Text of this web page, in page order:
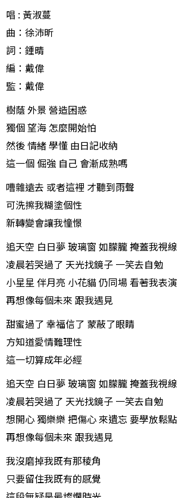
放
器
唱 : 黃淑蔓
曲：徐沛昕
詞：鍾晴
編：戴偉
監：戴偉
樹蔭 外景 營造困惑
獨個 望海 怎麼開始怕
然後 情緒 學懂 由日記收納
這一個 倔強 自己 會漸成熟嗎
嘈雜遠去 或者這裡 才聽到雨聲
可洗擦我糊塗個性
新轉變會讓我憧憬
追天空 白日夢 玻璃窗 如朦朧 掩蓋我視線
凌晨若哭過了 天光找鏡子 一笑去自勉
小星星 伴月亮 小花貓 仍同場 看著我表演
再想像每個未來 跟我遇見
甜蜜過了 幸福信了 蒙蔽了眼睛
方知道愛情難理性
這一切算成年必經
追天空 白日夢 玻璃窗 如朦朧 掩蓋我視線
凌晨若哭過了 天光找鏡子 一笑去自勉
想開心 獨樂樂 把傷心 來遺忘 要學放鬆點
再想像每個未來 跟我遇見
我沒磨掉我既有那稜角
只要留住我既有的感覺